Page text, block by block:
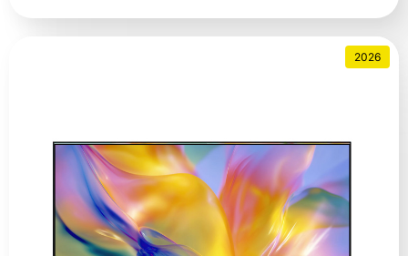
2026